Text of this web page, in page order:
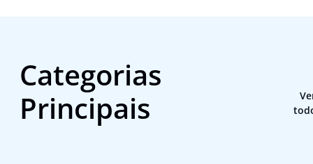
Categorias
Principais